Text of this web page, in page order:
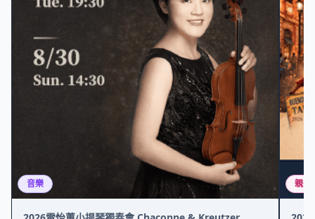
音樂 親子